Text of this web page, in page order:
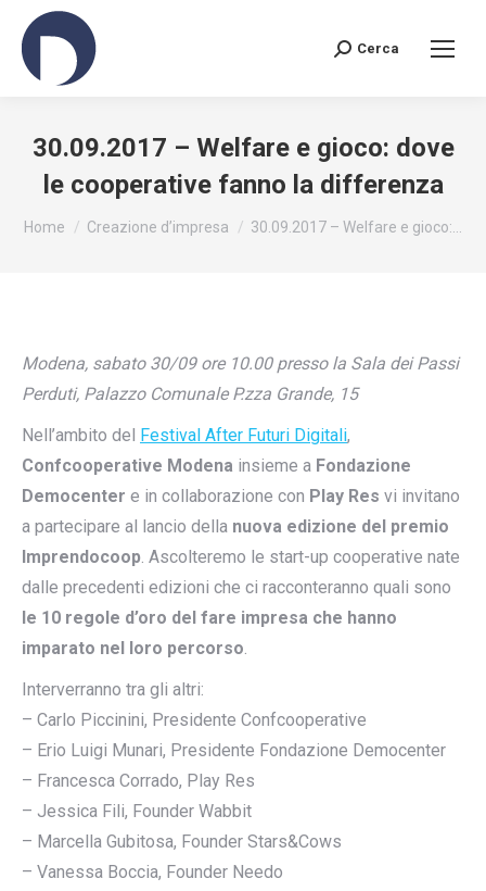
Search:
Cerca
30.09.2017 – Welfare e gioco: dove
le cooperative fanno la differenza
You are here:
Home Creazione d’impresa 30.09.2017 – Welfare e gioco:…
Modena, sabato 30/09 ore 10.00 presso la Sala dei Passi
Perduti, Palazzo Comunale P.zza Grande, 15
Nell’ambito del Festival After Futuri Digitali,
Confcooperative Modena insieme a Fondazione
Democenter e in collaborazione con Play Res vi invitano
a partecipare al lancio della nuova edizione del premio
Imprendocoop. Ascolteremo le start-up cooperative nate
dalle precedenti edizioni che ci racconteranno quali sono
le 10 regole d’oro del fare impresa che hanno
imparato nel loro percorso.
Interverranno tra gli altri:
– Carlo Piccinini, Presidente Confcooperative
– Erio Luigi Munari, Presidente Fondazione Democenter
– Francesca Corrado, Play Res
– Jessica Fili, Founder Wabbit
– Marcella Gubitosa, Founder Stars&Cows
– Vanessa Boccia, Founder Needo